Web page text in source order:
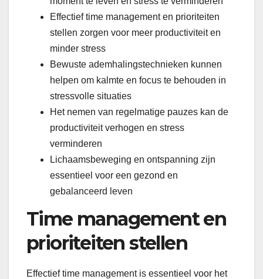
Effectief time management en prioriteiten
stellen zorgen voor meer productiviteit en
minder stress
Bewuste ademhalingstechnieken kunnen
helpen om kalmte en focus te behouden in
stressvolle situaties
Het nemen van regelmatige pauzes kan de
productiviteit verhogen en stress
verminderen
Lichaamsbeweging en ontspanning zijn
essentieel voor een gezond en
gebalanceerd leven
Time management en
prioriteiten stellen
Effectief time management is essentieel voor het